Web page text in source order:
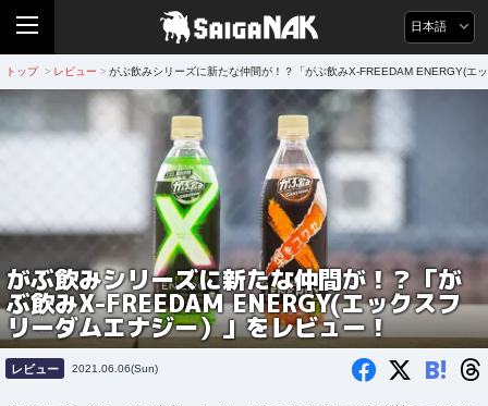
日本語
トップ > レビュー > がぶ飲みシリーズに新たな仲間が！？「がぶ飲みX-FREEDAM ENERGY(エ
がぶ飲みシリーズに新たな仲間が！？「が
ぶ飲みX-FREEDAM ENERGY(エックスフ
リーダムエナジー）」をレビュー！
レビュー 2021.06.06(Sun) B!